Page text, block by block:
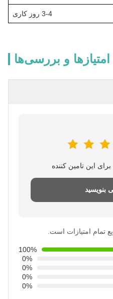
و بررسی‌ها
امتیازات است.
100%